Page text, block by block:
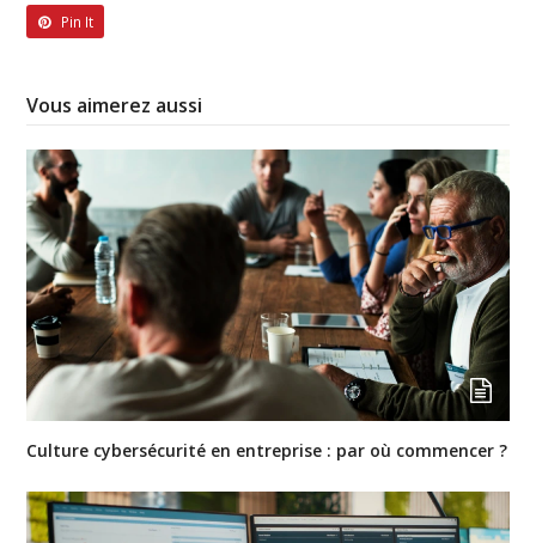
Pin It
Vous aimerez aussi
Culture cybersécurité en entreprise : par où commencer ?